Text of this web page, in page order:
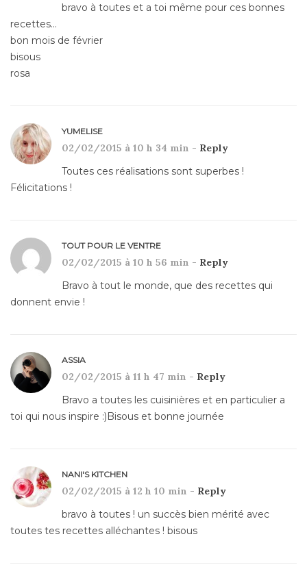
bravo à toutes et a toi même pour ces bonnes
recettes…
bon mois de février
bisous
rosa
YUMELISE
02/02/2015 à 10 h 34 min - Reply
Toutes ces réalisations sont superbes !
Félicitations !
TOUT POUR LE VENTRE
02/02/2015 à 10 h 56 min - Reply
Bravo à tout le monde, que des recettes qui
donnent envie !
ASSIA
02/02/2015 à 11 h 47 min - Reply
Bravo a toutes les cuisinières et en particulier a
toi qui nous inspire :)Bisous et bonne journée
NANI'S KITCHEN
02/02/2015 à 12 h 10 min - Reply
bravo à toutes ! un succès bien mérité avec
toutes tes recettes alléchantes ! bisous